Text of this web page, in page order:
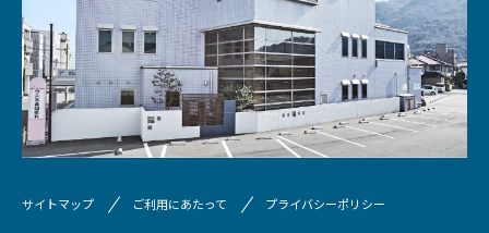
サイトマップ ご利用にあたって プライバシーポリシー